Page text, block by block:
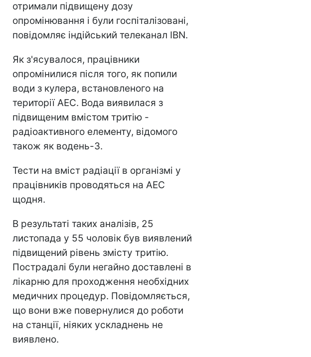
отримали підвищену дозу
опромінювання і були госпіталізовані,
повідомляє індійський телеканал IBN.
Як з'ясувалося, працівники
опромінилися після того, як попили
води з кулера, встановленого на
території АЕС. Вода виявилася з
підвищеним вмістом тритію -
радіоактивного елементу, відомого
також як водень-3.
Тести на вміст радіації в організмі у
працівників проводяться на АЕС
щодня.
В результаті таких аналізів, 25
листопада у 55 чоловік був виявлений
підвищений рівень змісту тритію.
Пострадалі були негайно доставлені в
лікарню для проходження необхідних
медичних процедур. Повідомляється,
що вони вже повернулися до роботи
на станції, ніяких ускладнень не
виявлено.